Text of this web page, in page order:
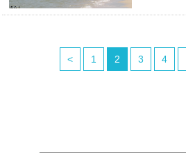
< 1 2 3 4